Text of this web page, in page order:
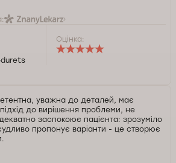
Оцінка:
уважна до деталей, має
до вирішення проблеми, не
заспокоює пацієнта: зрозуміло
пропонує варіанти - це створює